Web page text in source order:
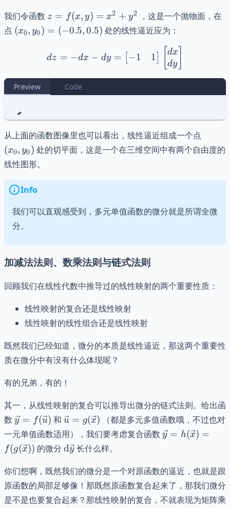
我们令函数 z =
f(x,
x^2
z = f(x, y) = x2 + y2
，这是一个抛物面，在
点 (x_{0},
0.5)
(x0, y0) = (−0.5,0.5) 处的线性逼近应为：
dz = - dx - dy =
dz = −dx − dy = −1 1 dx
dy
Preview Code
从上面的函数图像里也可以看出，线性逼近组成一个点
(x0, y0) 处的切平面，这是一个在三维空间中有两个自由度的
线性图形。
Info
我们可以直观感受到，多元单值函数的微分就是所谓全微
分。
加减法法则、数乘法则与链式法则
回顾我们在线性代数中推导过的线性映射的两个重要性质：
线性映射的复合还是线性映射
线性映射的线性组合还是线性映射
既然我们已经知道，微分的本质是线性逼近，那这两个重要性
质在微分中有没有什么体现呢？
有的兄弟，有的！
其一，从线性映射的复合可以推导出微分的链式法则。给出函
数 \vec{y}=f(\vec{u})
y = f(u) 和 \vec{u}=g(\vec{x})
u = g(x) （都是多元多值函数哦，不过也对
一元单值函数适用），我们要考虑复合函数 \vec{y} =
f(g(\vec{x}))
y = h(x) =
f(g(x)) 的微分 \mathrm{d}\vec{y}
dy长什么样。
你们想啊，既然我们的微分是一个对原函数的逼近，也就是跟
原函数的局部足够像！那既然原函数复合起来了，那我们微分
是不是也要复合起来？那线性映射的复合，不就表现为矩阵乘